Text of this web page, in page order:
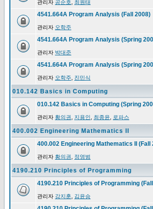
관리자 공순호 최원태
4541.664A Program Analysis (Fall 2008)
관리자 오학주
4541.664A Program Analysis (Spring
관리자 박대준
4541.664A Program Analysis (Spring
관리자 오학주 진민식
010.142 Basics in Computing
010.142 Basics in Computing (Spring
관리자 황의권 지용인 최종윤 로파스
400.002 Engineering Mathematics II
400.002 Engineering Mathematics II (Fall
관리자 황의권 정영범
4190.210 Principles of Programming
4190.210 Principles of Programming
관리자 강지훈 김윤승